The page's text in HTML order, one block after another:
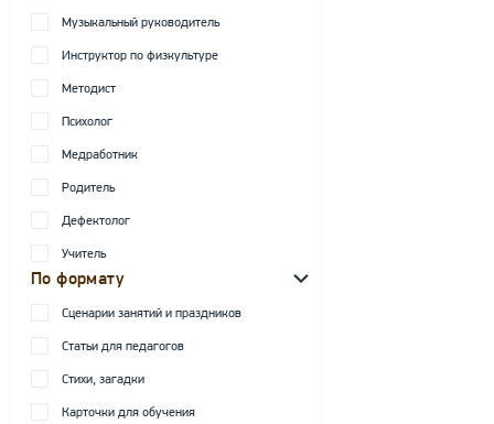
Музыкальный руководитель
Инструктор по физкультуре
Методист
Психолог
Медработник
Родитель
Дефектолог
Учитель
По формату
Сценарии занятий и праздников
Статьи для педагогов
Стихи, загадки
Карточки для обучения